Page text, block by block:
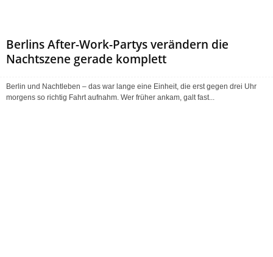
Berlins After-Work-Partys verändern die
Nachtszene gerade komplett
Berlin und Nachtleben – das war lange eine Einheit, die erst gegen drei Uhr
morgens so richtig Fahrt aufnahm. Wer früher ankam, galt fast...